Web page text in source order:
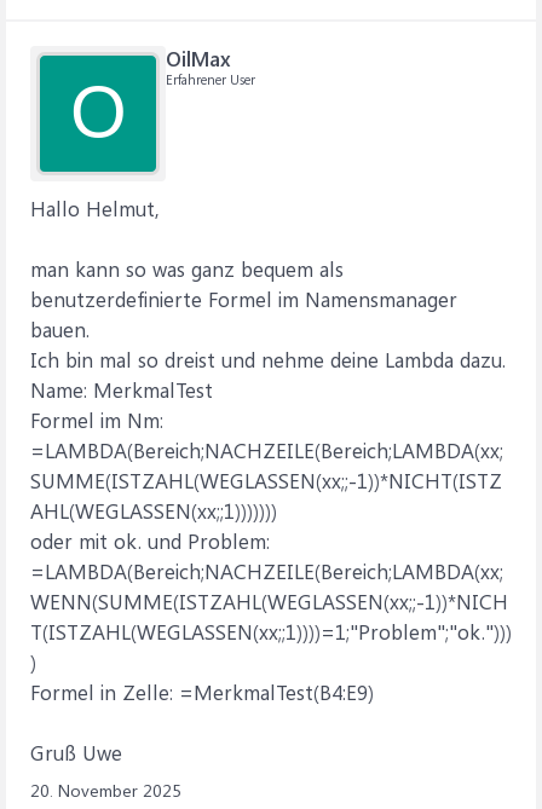
O
OilMax
Erfahrener User
Hallo Helmut,
man kann so was ganz bequem als
benutzerdefinierte Formel im Namensmanager
bauen.
Ich bin mal so dreist und nehme deine Lambda dazu.
Name: MerkmalTest
Formel im Nm:
=LAMBDA(Bereich;NACHZEILE(Bereich;LAMBDA(xx;
SUMME(ISTZAHL(WEGLASSEN(xx;;-1))*NICHT(ISTZ
AHL(WEGLASSEN(xx;;1)))))))
oder mit ok. und Problem:
=LAMBDA(Bereich;NACHZEILE(Bereich;LAMBDA(xx;
WENN(SUMME(ISTZAHL(WEGLASSEN(xx;;-1))*NICH
T(ISTZAHL(WEGLASSEN(xx;;1))))=1;"Problem";"ok.")))
)
Formel in Zelle: =MerkmalTest(B4:E9)
Gruß Uwe
20. November 2025